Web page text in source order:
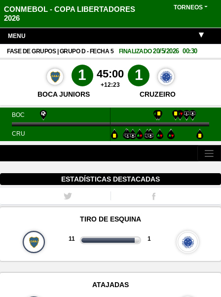
CONMEBOL - COPA LIBERTADORES
2026
TORNEOS
MENU
FASE DE GRUPOS | GRUPO D - FECHA 5 FINALIZADO20/5/2026 00:30
BOCA JUNIORS
1 45:00
+12:23
1
CRUZEIRO
BOC
CRU
ESTADÍSTICAS DESTACADAS
TIRO DE ESQUINA
11 1
ATAJADAS